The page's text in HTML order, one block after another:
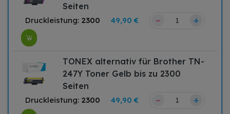
Seiten
Druckleistung: 2300 49,90 € – +
TONEX alternativ für Brother TN-
247Y Toner Gelb bis zu 2300
Seiten
Druckleistung: 2300 49,90 € – +